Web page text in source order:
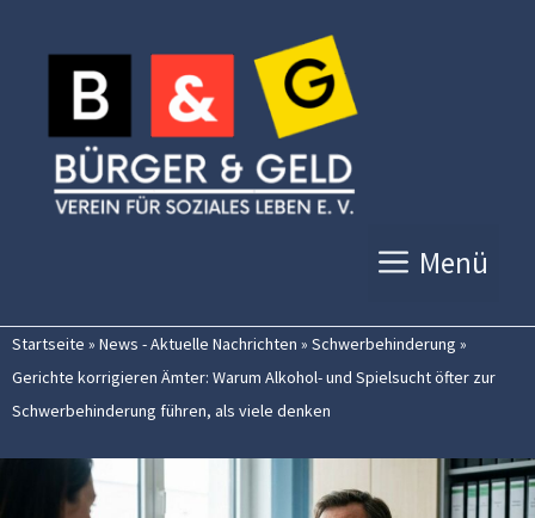
Inhalt
springen
Menü
Startseite » News - Aktuelle Nachrichten » Schwerbehinderung »
Gerichte korrigieren Ämter: Warum Alkohol- und Spielsucht öfter zur
Schwerbehinderung führen, als viele denken